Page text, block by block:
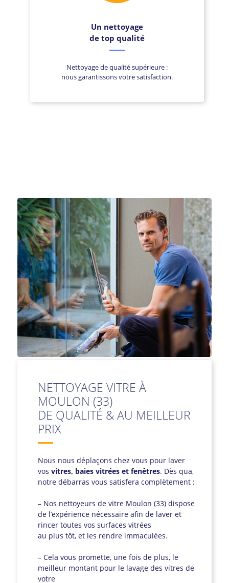
Un nettoyage
de top qualité
Nettoyage de qualité supérieure :
nous garantissons votre satisfaction.
NETTOYAGE VITRE À
MOULON (33)
DE QUALITÉ & AU MEILLEUR
PRIX
Nous nous déplaçons chez vous pour laver
vos vitres, baies vitrées et fenêtres. Dès qua,
notre débarras vous satisfera complètement :
– Nos nettoyeurs de vitre Moulon (33) dispose
de l’expérience nécessaire afin de laver et
rincer toutes vos surfaces vitrées
au plus tôt, et les rendre immaculées.
– Cela vous promette, une fois de plus, le
meilleur montant pour le lavage des vitres de
votre